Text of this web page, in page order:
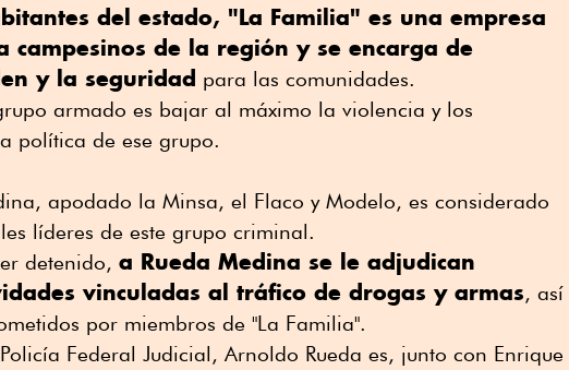
del estado, "La Familia" es una empresa
campesinos de la región y se encarga de
y la seguridad para las comunidades.
armado es bajar al máximo la violencia y los
política de ese grupo.
apodado la Minsa, el Flaco y Modelo, es considerado
líderes de este grupo criminal.
detenido, a Rueda Medina se le adjudican
vinculadas al tráfico de drogas y armas, así
por miembros de "La Familia".
Federal Judicial, Arnoldo Rueda es, junto con Enrique